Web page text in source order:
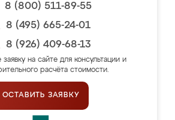
8 (800) 511-89-55
8 (495) 665-24-01
8 (926) 409-68-13
заявку на сайте для консультации и
расчёта стоимости.
ОСТАВИТЬ ЗАЯВКУ